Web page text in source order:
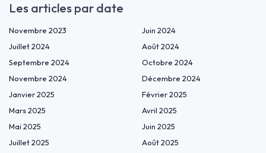
Les articles par date
Novembre 2023
Juin 2024
Juillet 2024
Août 2024
Septembre 2024
Octobre 2024
Novembre 2024
Décembre 2024
Janvier 2025
Février 2025
Mars 2025
Avril 2025
Mai 2025
Juin 2025
Juillet 2025
Août 2025